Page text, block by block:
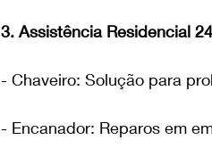
3. Assistência Residencial
- Chaveiro: Solução para
- Encanador: Reparos em